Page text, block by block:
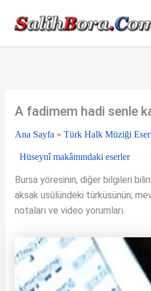
A fadimem hadi senle
Ana Sayfa » Türk Halk Müziği
Hüseynî makâmındaki eserler
Bursa yöresinin, diğer bilgileri
aksak usûlündeki türküsünün;
notaları ve video yorumları.